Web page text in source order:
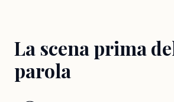
La scena prima
parola